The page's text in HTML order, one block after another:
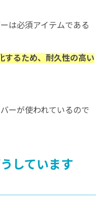
は必須アイテムである
するため、耐久性の高い
ーが使われているので
しています